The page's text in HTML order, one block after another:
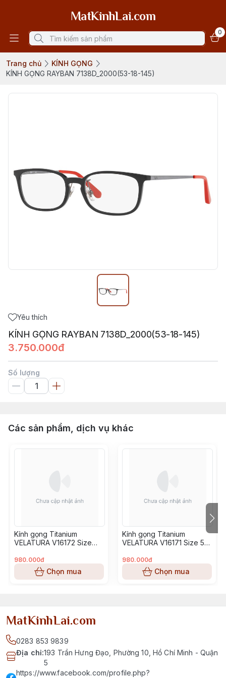
MatKinhLai.com
0
Trang chủ
KÍNH GỌNG
KÍNH GỌNG RAYBAN 7138D_2000(53-18-145)
Yêu thích
KÍNH GỌNG RAYBAN 7138D_2000(53-18-145)
3.750.000đ
Số lượng
Các sản phẩm, dịch vụ khác
Kính gọng Titanium
VELATURA V16172 Size
980.000đ
Chọn mua
Kính gọng Titanium
VELATURA V16171 Size 53-
980.000đ
Chọn mua
MatKinhLai.com
0283 853 9839
Địa chỉ:193 Trần Hưng Đạo, Phường 10, Hồ Chí Minh - Quận
5
https://www.facebook.com/profile.php?